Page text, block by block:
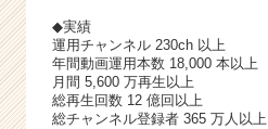
◆実績
運用チャンネル 230ch 以上
年間動画運用本数 18,000 本以上
月間 5,600 万再生以上
総再生回数 12 億回以上
総チャンネル登録者 365 万人以上